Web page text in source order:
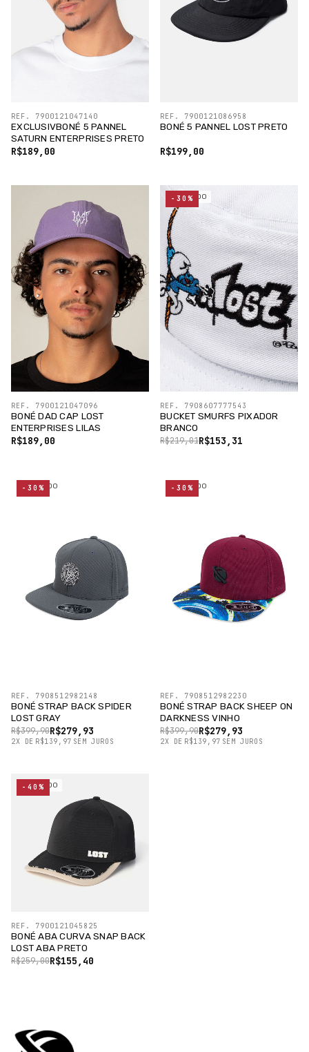
EXCLUSIVBONÉ 5 PANNEL
SATURN ENTERPRISES PRETO
R$189,00
REF. 7900121047140
BONÉ 5 PANNEL LOST PRETO
R$199,00
REF. 7900121086958
BONÉ DAD CAP LOST
ENTERPRISES LILAS
R$189,00
REF. 7900121047096
ESGOTADO
BUCKET SMURFS PIXADOR
BRANCO
R$153,31
R$219,01
REF. 7908607777543
-30%
ESGOTADO
BONÉ STRAP BACK SPIDER
LOST GRAY
R$279,93
R$399,90
2X DE R$139,97 SEM JUROS
REF. 7908512982148
-30% ESGOTADO
BONÉ STRAP BACK SHEEP ON
DARKNESS VINHO
R$279,93
R$399,90
2X DE R$139,97 SEM JUROS
REF. 7908512982230
-30%
ESGOTADO
BONÉ ABA CURVA SNAP BACK
LOST ABA PRETO
R$155,40
R$259,00
REF. 7900121045825
-40%